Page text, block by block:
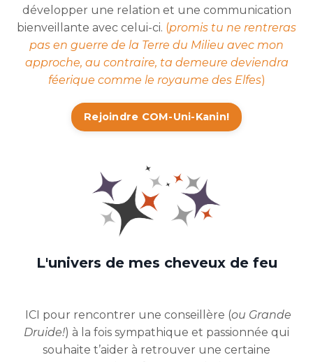
développer une relation et une communication
bienveillante avec celui-ci. (promis tu ne rentreras
pas en guerre de la Terre du Milieu avec mon
approche, au contraire, ta demeure deviendra
féerique comme le royaume des Elfes)
Rejoindre COM-Uni-Kanin!
L'univers de mes cheveux de feu
ICI pour rencontrer une conseillère (ou Grande
Druide!) à la fois sympathique et passionnée qui
souhaite t’aider à retrouver une certaine